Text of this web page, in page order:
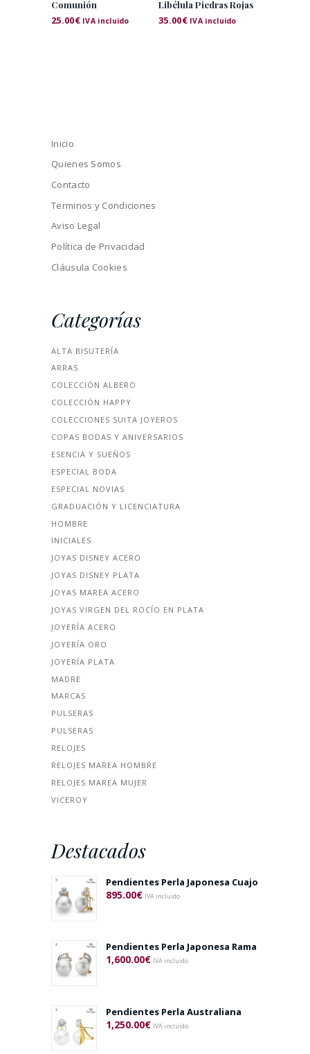
Comunión
25.00€ IVA incluido
Libélula Piedras Rojas
35.00€ IVA incluido
Inicio
Quienes Somos
Contacto
Terminos y Condiciones
Aviso Legal
Política de Privacidad
Cláusula Cookies
Categorías
ALTA BISUTERÍA
ARRAS
COLECCIÓN ALBERO
COLECCIÓN HAPPY
COLECCIONES SUITA JOYEROS
COPAS BODAS Y ANIVERSARIOS
ESENCIA Y SUEÑOS
ESPECIAL BODA
ESPECIAL NOVIAS
GRADUACIÓN Y LICENCIATURA
HOMBRE
INICIALES
JOYAS DISNEY ACERO
JOYAS DISNEY PLATA
JOYAS MAREA ACERO
JOYAS VIRGEN DEL ROCÍO EN PLATA
JOYERÍA ACERO
JOYERÍA ORO
JOYERÍA PLATA
MADRE
MARCAS
PULSERAS
PULSERAS
RELOJES
RELOJES MAREA HOMBRE
RELOJES MAREA MUJER
VICEROY
Destacados
Pendientes Perla Japonesa Cuajo
895.00€ IVA incluido
Pendientes Perla Japonesa Rama
1,600.00€ IVA incluido
Pendientes Perla Australiana
1,250.00€ IVA incluido